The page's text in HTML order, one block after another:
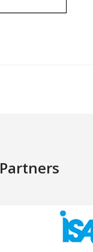
Partners